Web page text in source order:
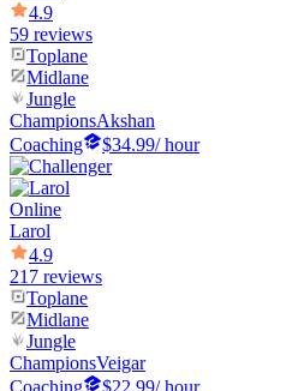
4.9
59 reviews
Toplane
Midlane
Jungle
ChampionsAkshan
Coaching
$34.99/ hour
Online
Larol
4.9
217 reviews
Toplane
Midlane
Jungle
ChampionsVeigar
Coaching
$22.99/ hour